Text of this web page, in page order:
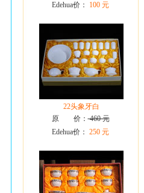
Edehua价：
100 元
22头象牙白
原 价：460 元
Edehua价： 250 元